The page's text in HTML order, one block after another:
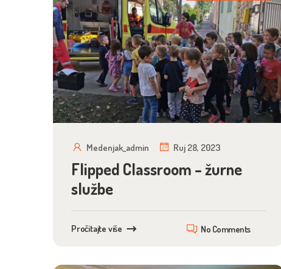
Medenjak_admin Ruj 28, 2023
Flipped Classroom – žurne
službe
Pročitajte više No Comments